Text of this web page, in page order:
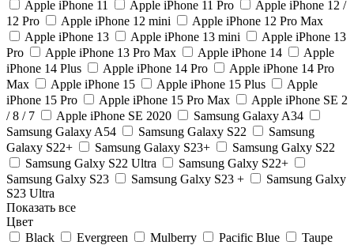
Apple iPhone 11
Apple iPhone 11 Pro
Apple iPhone 12 /
12 Pro
Apple iPhone 12 mini
Apple iPhone 12 Pro Max
Apple iPhone 13
Apple iPhone 13 mini
Apple iPhone 13
Pro
Apple iPhone 13 Pro Max Apple iPhone 14
Apple
iPhone 14 Plus
Apple iPhone 14 Pro
Apple iPhone 14 Pro
Max
Apple iPhone 15 Apple iPhone 15 Plus
Apple
iPhone 15 Pro
Apple iPhone 15 Pro Max
Apple iPhone SE 2
/ 8 / 7
Apple iPhone SE 2020
Samsung Galaxy A34
Samsung Galaxy A54
Samsung Galaxy S22
Samsung
Galaxy S22+
Samsung Galaxy S23+
Samsung Galxy S22
Samsung Galxy S22 Ultra
Samsung Galxy S22+
Samsung Galxy S23
Samsung Galxy S23 +
Samsung Galxy
S23 Ultra
Показать все
Цвет
Black
Evergreen Mulberry Pacific Blue
Taupe